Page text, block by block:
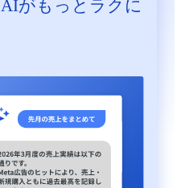
AIがもっとラクに